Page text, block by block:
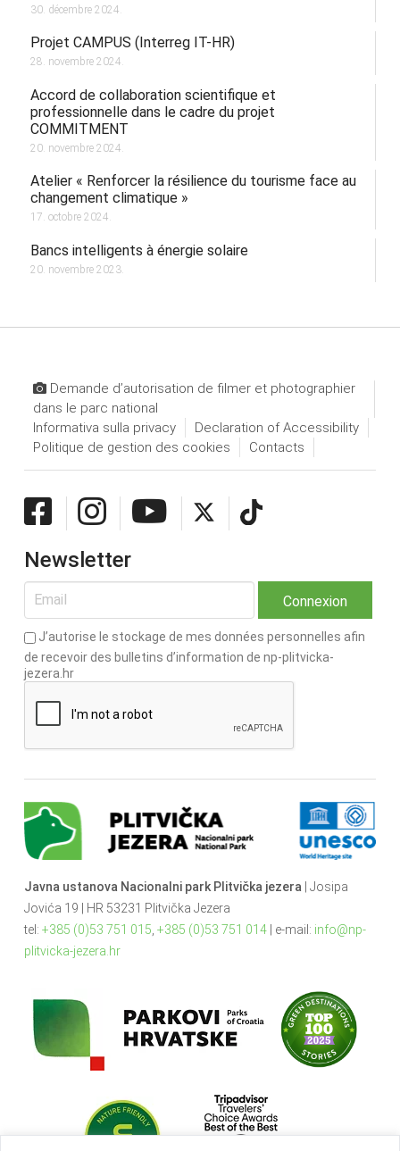
30. décembre 2024.
Projet CAMPUS (Interreg IT-HR)
28. novembre 2024.
Accord de collaboration scientifique et
professionnelle dans le cadre du projet
COMMITMENT
20. novembre 2024.
Atelier « Renforcer la résilience du tourisme face au
changement climatique »
17. octobre 2024.
Bancs intelligents à énergie solaire
20. novembre 2023.
Demande d’autorisation de filmer et photographier
dans le parc national
Informativa sulla privacy
Declaration of Accessibility
Politique de gestion des cookies
Contacts
Newsletter
J’autorise le stockage de mes données personnelles afin
de recevoir des bulletins d’information de np-plitvicka-
jezera.hr
Javna ustanova Nacionalni park Plitvička jezera| Josipa
Jovića 19 | HR 53231 Plitvička Jezera
tel: +385 (0)53 751 015, +385 (0)53 751 014| e-mail: info@np-
plitvicka-jezera.hr